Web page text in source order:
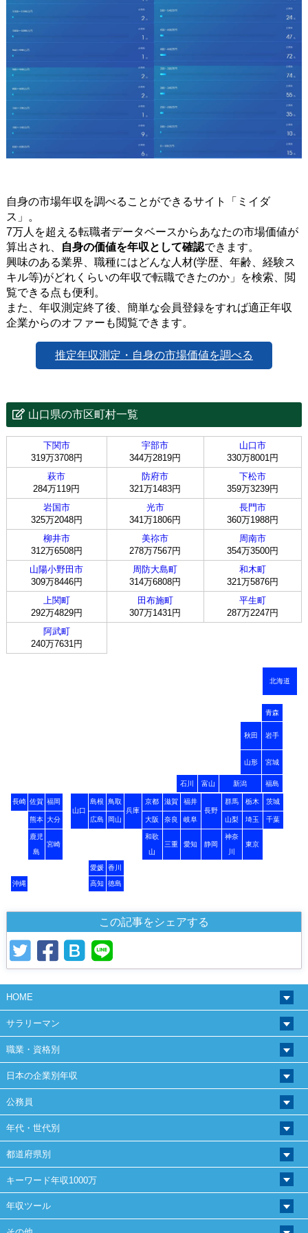
自身の市場年収を調べることができるサイト「ミイダ
ス」。
7万人を超える転職者データベースからあなたの市場価値が
算出され、
自身の価値を年収として確認できます。
興味のある業界、職種にはどんな人材(学歴、年齢、経験ス
キル等)がどれくらいの年収で転職できたのか」を検索、閲
覧できる点も便利。
また、年収測定終了後、簡単な会員登録をすれば適正年収
企業からのオファーも閲覧できます。
推定年収測定・自身の市場価値を調べる
山口県の市区町村一覧
下関市
319万3708円
宇部市
344万2819円
山口市
330万8001円
萩市
284万119円
防府市
321万1483円
下松市
359万3239円
岩国市
325万2048円
光市
341万1806円
長門市
360万1988円
柳井市
312万6508円
美祢市
278万7567円
周南市
354万3500円
山陽小野田市
309万8446円
周防大島町
314万6808円
和木町
321万5876円
上関町
292万4829円
田布施町
307万1431円
平生町
287万2247円
阿武町
240万7631円
北海道
青森
秋田 岩手
山形 宮城
石川 富山 新潟 福島
長崎 佐賀 福岡
山口
島根
鳥取
兵庫
京都 滋賀
福井
長野
群馬 栃木 茨城
熊本 大分 広島 岡山 大阪 奈良 岐阜 山梨 埼玉 千葉
鹿児
島
宮崎
和歌
山
三重 愛知 静岡
神奈
川
東京
愛媛 香川
沖縄 高知 徳島
この記事をシェアする
HOME
サラリーマン
職業・資格別
日本の企業別年収
公務員
年代・世代別
都道府県別
キーワード年収1000万
年収ツール